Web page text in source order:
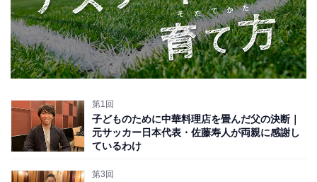
第1回
子どものために中華料理店を畳んだ父の決断｜
元サッカー日本代表・佐藤寿人が両親に感謝し
ているわけ
第3回